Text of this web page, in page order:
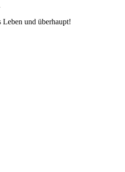
Leben und überhaupt!